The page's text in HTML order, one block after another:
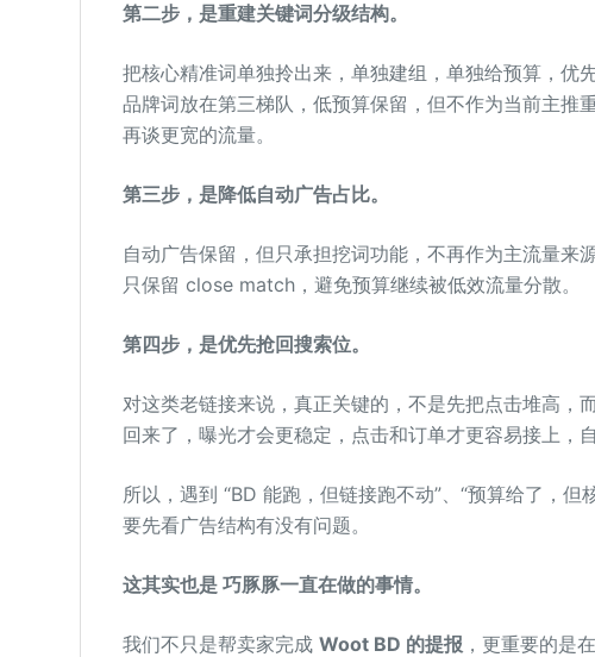
第二步，是重建关键词分级结构。
把核心精准词单独拎出来，单独建组，单独给预算，优
品牌词放在第三梯队，低预算保留，但不作为当前主推
再谈更宽的流量。
第三步，是降低自动广告占比。
自动广告保留，但只承担挖词功能，不再作为主流量
只保留 close match，避免预算继续被低效流量分散。
第四步，是优先抢回搜索位。
对这类老链接来说，真正关键的，不是先把点击堆高
回来了，曝光才会更稳定，点击和订单才更容易接上，
所以，遇到 “BD 能跑，但链接跑不动”、“预算给了，
要先看广告结构有没有问题。
这其实也是 巧豚豚一直在做的事情。
我们不只是帮卖家完成 Woot BD 的提报 ，更重要的是